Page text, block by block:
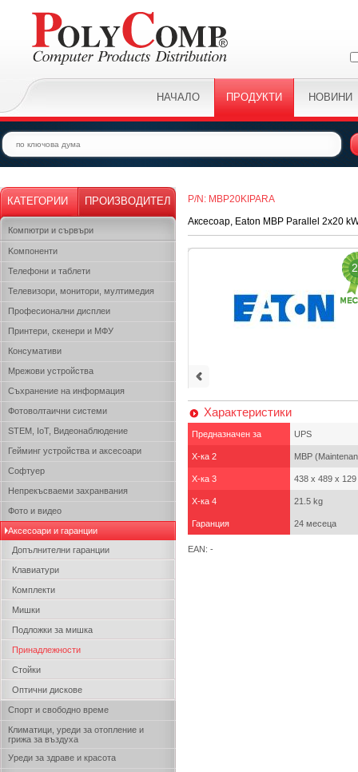
НАЧАЛО ПРОДУКТИ НОВИНИ
КАТЕГОРИИ ПРОИЗВОДИТЕЛ
Компютри и сървъри
Kомпоненти
Телефони и таблети
Телевизори, монитори, мултимедия
Професионални дисплеи
Принтери, скенери и МФУ
Консумативи
Мрежови устройства
Съхранение на информация
Фотоволтаични системи
STEM, IoT, Видеонаблюдение
Гейминг устройства и аксесоари
Софтуер
Непрекъсваеми захранвания
Фото и видео
Аксесоари и гаранции
Допълнителни гаранции
Клавиатури
Комплекти
Мишки
Подложки за мишка
Принадлежности
Стойки
Оптични дискове
Спорт и свободно време
Климатици, уреди за отопление и
грижа за въздуха
Уреди за здраве и красота
P/N: MBP20KIPARA
Аксесоар, Eaton MBP Parallel 2x20
Характеристики
Предназначен за UPS
Х-ка 2 MBP
Х-ка 3 438 x 489 x 129
Х-ка 4 21.5 kg
Гаранция 24 месеца
EAN: -